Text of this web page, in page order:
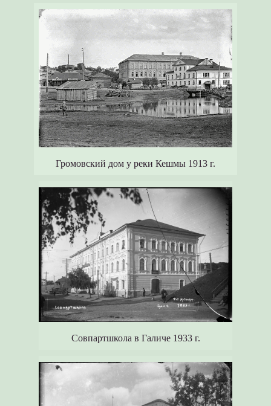
Громовский дом у реки Кешмы 1913 г.
Совпартшкола в Галиче 1933 г.